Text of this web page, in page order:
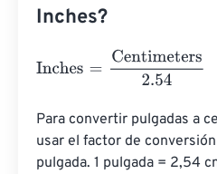
Inches?
Inches Centimeters2.54
Para convertir pulgadas a
usar el factor de
pulgada. 1 pulgada = 2,54